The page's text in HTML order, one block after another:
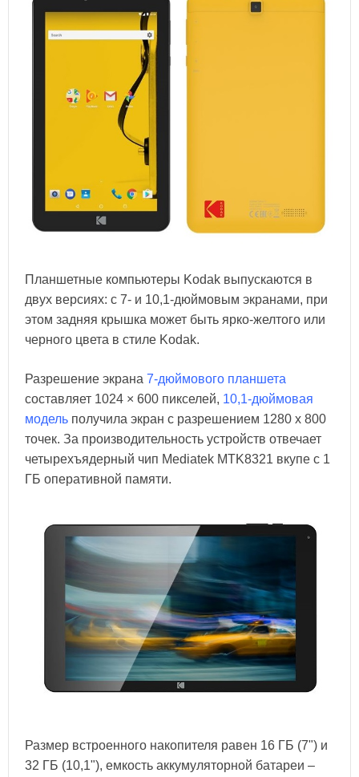
Планшетные компьютеры Kodak выпускаются в
двух версиях: с 7- и 10,1-дюймовым экранами, при
этом задняя крышка может быть ярко-желтого или
черного цвета в стиле Kodak.
Разрешение экрана 7-дюймового планшета
составляет 1024 × 600 пикселей, 10,1-дюймовая
модель получила экран с разрешением 1280 x 800
точек. За производительность устройств отвечает
четырехъядерный чип Mediatek MTK8321 вкупе с 1
ГБ оперативной памяти.
Размер встроенного накопителя равен 16 ГБ (7") и
32 ГБ (10,1"), емкость аккумуляторной батареи –